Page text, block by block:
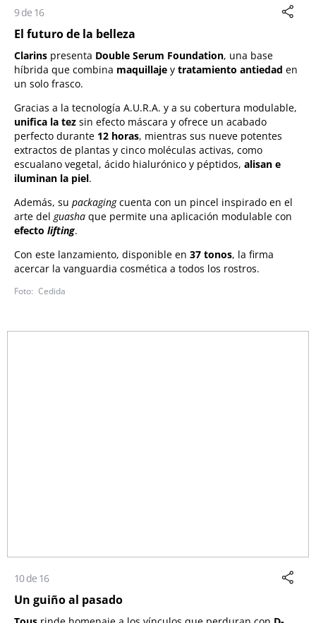
9 de 16
El futuro de la belleza
Clarins presenta Double Serum Foundation, una base
híbrida que combina maquillaje y tratamiento antiedad en
un solo frasco.
Gracias a la tecnología A.U.R.A. y a su cobertura modulable,
unifica la tez sin efecto máscara y ofrece un acabado
perfecto durante 12 horas, mientras sus nueve potentes
extractos de plantas y cinco moléculas activas, como
escualano vegetal, ácido hialurónico y péptidos, alisan e
iluminan la piel.
Además, su packagingcuenta con un pincel inspirado en el
arte del guasha que permite una aplicación modulable con
efecto lifting.
Con este lanzamiento, disponible en 37 tonos, la firma
acercar la vanguardia cosmética a todos los rostros.
Cedida
10 de 16
Un guiño al pasado